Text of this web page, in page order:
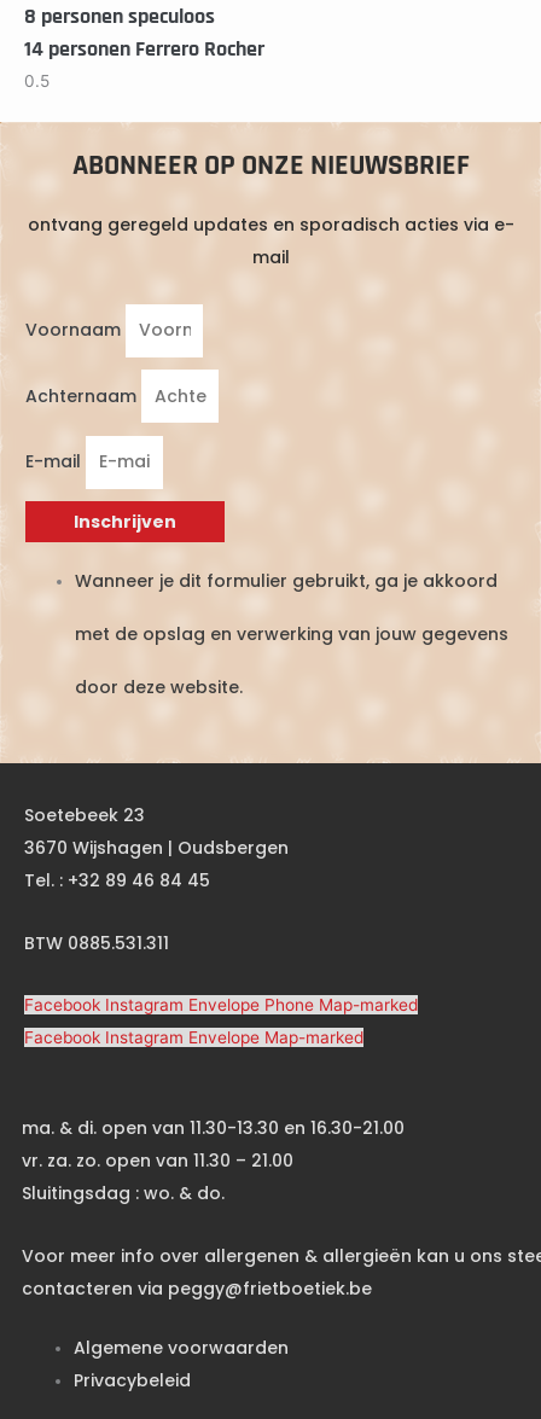
8 personen speculoos
14 personen Ferrero Rocher
ABONNEER OP ONZE NIEUWSBRIEF
ontvang geregeld updates en sporadisch acties via e-
mail
Voornaam
Achternaam
E-mail
Inschrijven
Wanneer je dit formulier gebruikt, ga je akkoord
met de opslag en verwerking van jouw gegevens
door deze website.
Soetebeek 23
3670 Wijshagen | Oudsbergen
Tel. : +32 89 46 84 45
BTW 0885.531.311
Facebook Instagram Envelope Phone Map-marked
Facebook Instagram Envelope Map-marked
ma. & di. open van 11.30-13.30 en 16.30-21.00
vr. za. zo. open van 11.30 – 21.00
Sluitingsdag : wo. & do.
Voor meer info over allergenen & allergieën kan u ons
contacteren via peggy@frietboetiek.be
Algemene voorwaarden
Privacybeleid